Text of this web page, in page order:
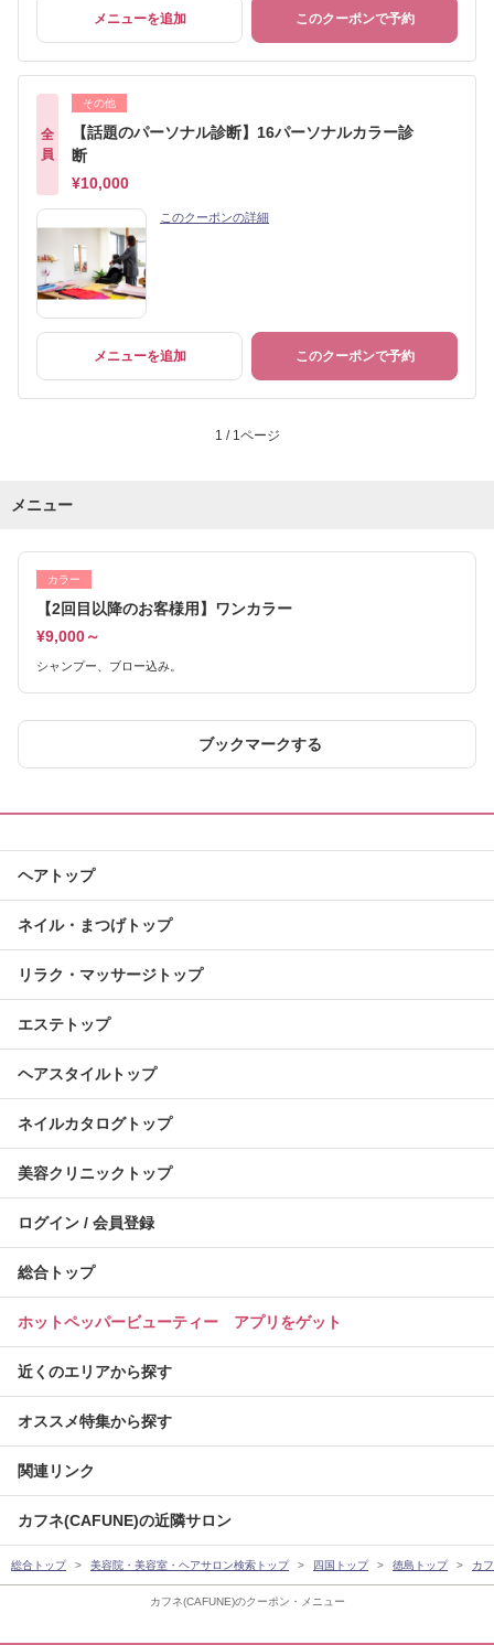
カフネ(CAFUNE)のクーポン・メニュー
メニューを追加 このクーポンで予約
全
員
その他
【話題のパーソナル診断】16パーソナルカラー診
断
¥10,000
このクーポンの詳細
メニューを追加 このクーポンで予約
1 / 1ページ
メニュー
カラー
【2回目以降のお客様用】ワンカラー
¥9,000～
シャンプー、ブロー込み。
ブックマークする
ヘアトップ
ネイル・まつげトップ
リラク・マッサージトップ
エステトップ
ヘアスタイルトップ
ネイルカタログトップ
美容クリニックトップ
ログイン / 会員登録
総合トップ
ホットペッパービューティー アプリをゲット
近くのエリアから探す
オススメ特集から探す
関連リンク
カフネ(CAFUNE)の近隣サロン
総合トップ 美容院・美容室・ヘアサロン検索トップ 四国トップ 徳島トップ カ